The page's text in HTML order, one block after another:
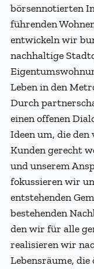
börsennotierten
führenden
entwickeln wir
nachhaltige
Leben in den
Durch
einen offenen
Ideen um, die
Kunden gerecht
und unserem
fokussieren wir
entstehenden
bestehenden
den wir für alle
realisieren wir
Lebensräume,